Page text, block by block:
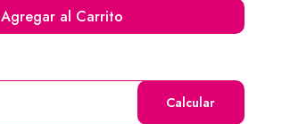
Agregar al Carrito
Calcular